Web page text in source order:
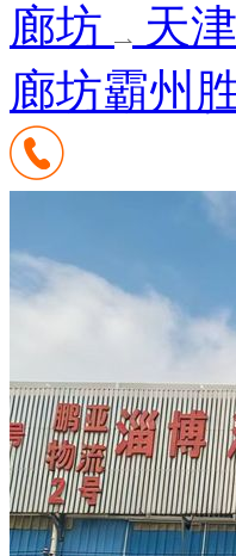
廊坊
天津
廊坊霸州